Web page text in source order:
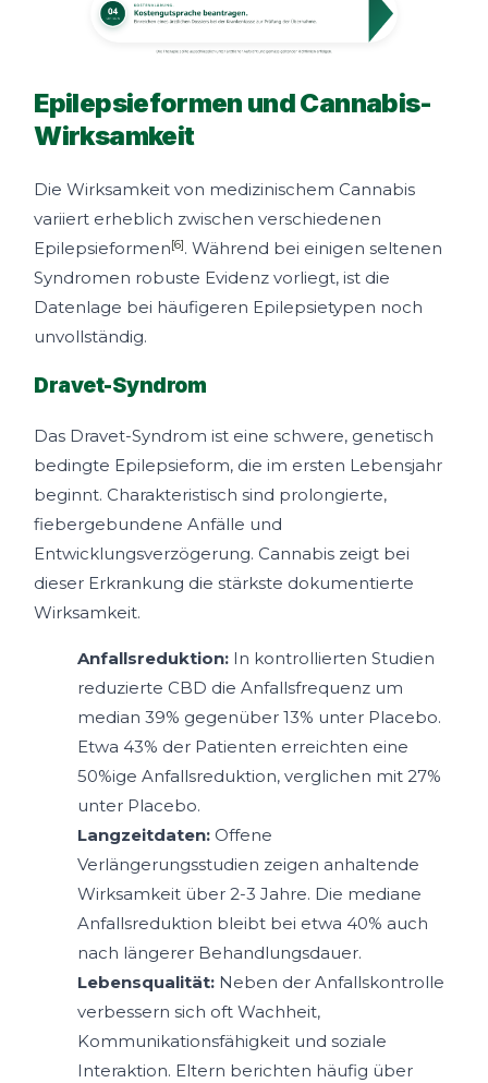
Epilepsieformen und Cannabis-
Wirksamkeit
Die Wirksamkeit von medizinischem Cannabis
variiert erheblich zwischen verschiedenen
Epilepsieformen[6]. Während bei einigen seltenen
Syndromen robuste Evidenz vorliegt, ist die
Datenlage bei häufigeren Epilepsietypen noch
unvollständig.
Dravet-Syndrom
Das Dravet-Syndrom ist eine schwere, genetisch
bedingte Epilepsieform, die im ersten Lebensjahr
beginnt. Charakteristisch sind prolongierte,
fiebergebundene Anfälle und
Entwicklungsverzögerung. Cannabis zeigt bei
dieser Erkrankung die stärkste dokumentierte
Wirksamkeit.
Anfallsreduktion: In kontrollierten Studien
reduzierte CBD die Anfallsfrequenz um
median 39% gegenüber 13% unter Placebo.
Etwa 43% der Patienten erreichten eine
50%ige Anfallsreduktion, verglichen mit 27%
unter Placebo.
Langzeitdaten: Offene
Verlängerungsstudien zeigen anhaltende
Wirksamkeit über 2-3 Jahre. Die mediane
Anfallsreduktion bleibt bei etwa 40% auch
nach längerer Behandlungsdauer.
Lebensqualität: Neben der Anfallskontrolle
verbessern sich oft Wachheit,
Kommunikationsfähigkeit und soziale
Interaktion. Eltern berichten häufig über